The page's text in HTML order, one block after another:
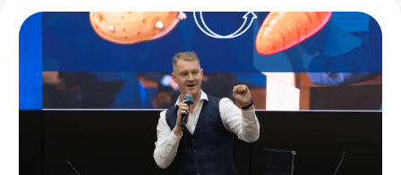
Чтобы сделать голос приятным и
мелодичным, вам предстоит узнать
теоретические основы появления
звучания и поработать над изменением
механизмов работы артикуляционного и
дыхательного аппарата. Ближайший
план тренировок и упражнений поможет
вам уже с первых занятий добиться